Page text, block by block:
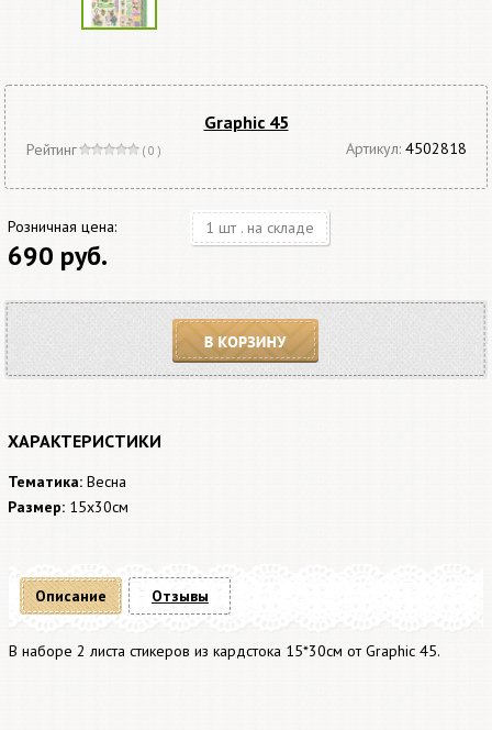
Graphic 45
Рейтинг ( 0 ) Артикул: 4502818
Розничная цена:
690 руб.
1 шт . на складе
В корзину
ХАРАКТЕРИСТИКИ
Тематика: Весна
Размер: 15x30см
Описание
В наборе 2 листа стикеров из кардстока 15*30см от Graphic 45.
Отзывы